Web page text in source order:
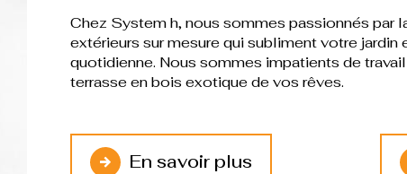
Chez System h, nous sommes passionnés par
extérieurs sur mesure qui subliment votre
quotidienne. Nous sommes impatients de
terrasse en bois exotique de vos rêves.
En savoir plus